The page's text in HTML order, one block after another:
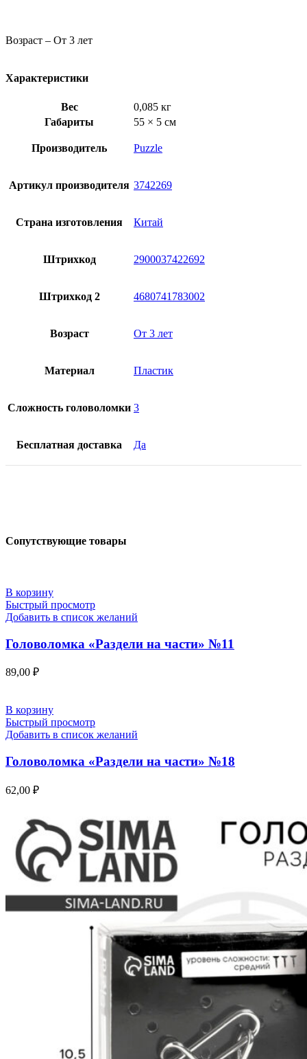
Возраст – От 3 лет
Характеристики
Вес
0,085 кг
Габариты
55 × 5 см
Производитель Puzzle
Артикул производителя 3742269
Страна изготовления Китай
Штрихкод 2900037422692
Штрихкод 2 4680741783002
Возраст От 3 лет
Материал Пластик
Сложность головоломки 3
Бесплатная доставка Да
Сопутствующие товары
В корзину
Быстрый просмотр
Добавить в список желаний
Головоломка «Раздели на части» №11
89,00 ₽
В корзину
Быстрый просмотр
Добавить в список желаний
Головоломка «Раздели на части» №18
62,00 ₽